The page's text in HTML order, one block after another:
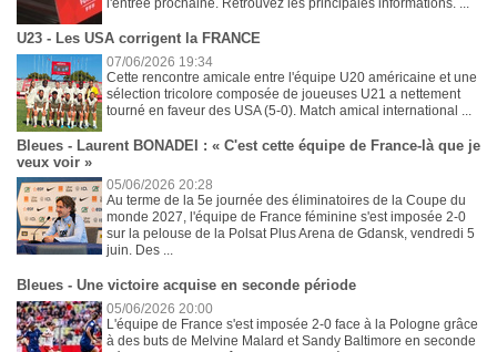
l'entrée prochaine. Retrouvez les principales informations. ...
U23 - Les USA corrigent la FRANCE
07/06/2026 19:34
Cette rencontre amicale entre l'équipe U20 américaine et une
sélection tricolore composée de joueuses U21 a nettement
tourné en faveur des USA (5-0). Match amical international ...
Bleues - Laurent BONADEI : « C'est cette équipe de France-là que je
veux voir »
05/06/2026 20:28
Au terme de la 5e journée des éliminatoires de la Coupe du
monde 2027, l'équipe de France féminine s'est imposée 2-0
sur la pelouse de la Polsat Plus Arena de Gdansk, vendredi 5
juin. Des ...
Bleues - Une victoire acquise en seconde période
05/06/2026 20:00
L'équipe de France s'est imposée 2-0 face à la Pologne grâce
à des buts de Melvine Malard et Sandy Baltimore en seconde